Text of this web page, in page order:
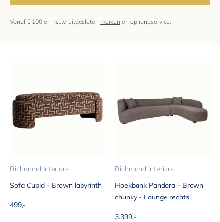
Vanaf € 100 en m.u.v. uitgesloten merken en ophangservice.
Richmond Interiors
Sofa Cupid - Brown labyrinth
Aanbiedingsprijs
499,-
Richmond Interiors
Hoekbank Pandora - Brown
chunky - Lounge rechts
Aanbiedingsprijs
3.399,-